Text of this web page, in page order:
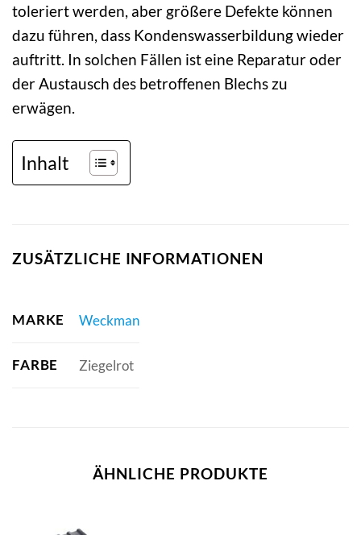
toleriert werden, aber größere Defekte können
dazu führen, dass Kondenswasserbildung wieder
auftritt. In solchen Fällen ist eine Reparatur oder
der Austausch des betroffenen Blechs zu
erwägen.
Inhalt
ZUSÄTZLICHE INFORMATIONEN
MARKE Weckman
FARBE Ziegelrot
ÄHNLICHE PRODUKTE